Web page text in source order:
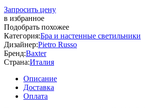
Запросить цену
в избранное
Подобрать похожее
Категория:Бра и настенные светильники
Дизайнер:Pietro Russo
Бренд:Baxter
Страна:Италия
Описание
Доставка
Оплата